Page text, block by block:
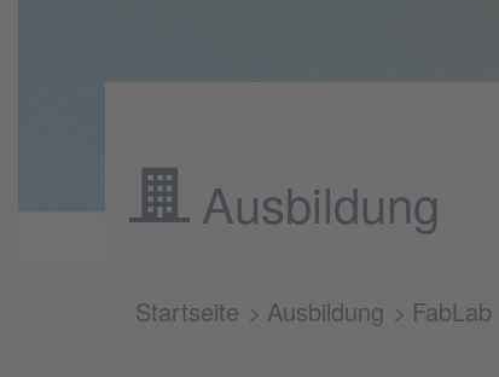
Ausbildung
Startseite Ausbildung FabLab